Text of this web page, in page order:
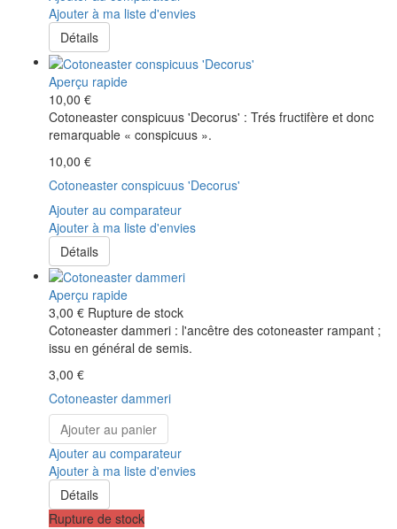
Ajouter à ma liste d'envies
Détails
Aperçu rapide
10,00 €
Cotoneaster conspicuus 'Decorus' : Trés fructifère et donc
remarquable « conspicuus ».
10,00 €
Cotoneaster conspicuus 'Decorus'
Ajouter au comparateur
Ajouter à ma liste d'envies
Détails
Aperçu rapide
3,00 € Rupture de stock
Cotoneaster dammeri : l'ancêtre des cotoneaster rampant ;
issu en général de semis.
3,00 €
Cotoneaster dammeri
Ajouter au panier
Ajouter au comparateur
Ajouter à ma liste d'envies
Détails
Rupture de stock